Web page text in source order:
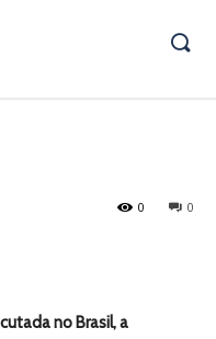
0
0
no Brasil, a